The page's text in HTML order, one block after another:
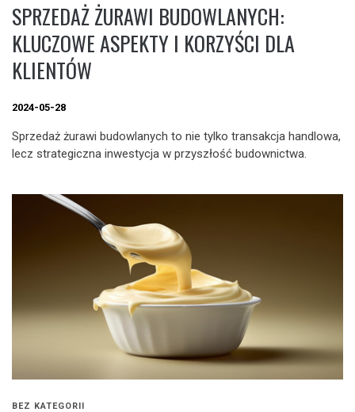
SPRZEDAŻ ŻURAWI BUDOWLANYCH:
KLUCZOWE ASPEKTY I KORZYŚCI DLA
KLIENTÓW
2024-05-28
Sprzedaż żurawi budowlanych to nie tylko transakcja handlowa,
lecz strategiczna inwestycja w przyszłość budownictwa.
BEZ KATEGORII